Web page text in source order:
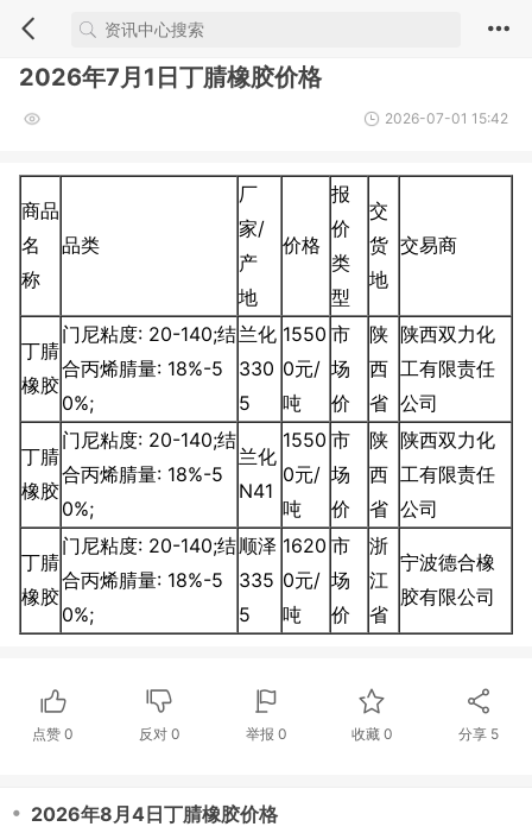
2026年7月1日丁腈橡胶价格
2026-07-01 15:42
商品
名
称
品类
厂
家/
产
地
价格
报
价
类
型
交
货
地
交易商
丁腈
橡胶
门尼粘度: 20-140;结
合丙烯腈量: 18%-5
0%;
兰化
330
5
1550
0元/
吨
市
场
价
陕
西
省
陕西双力化
工有限责任
公司
丁腈
橡胶
门尼粘度: 20-140;结
合丙烯腈量: 18%-5
0%;
兰化
N41
1550
0元/
吨
市
场
价
陕
西
省
陕西双力化
工有限责任
公司
丁腈
橡胶
门尼粘度: 20-140;结
合丙烯腈量: 18%-5
0%;
顺泽
335
5
1620
0元/
吨
市
场
价
浙
江
省
宁波德合橡
胶有限公司
点赞0 反对 0 举报 0 收藏 0 分享 5
・ 2026年8月4日丁腈橡胶价格